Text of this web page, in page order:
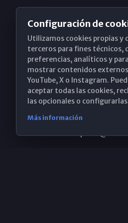
Obispado de
Santa María, 18-
(+34) 952 224
Configuración de
Utilizamos cookies propias y
terceros para fines técnicos,
preferencias, analíticos y para
mostrar contenidos
YouTube, X o Instagram.
aceptar todas las cookies,
las opcionales o
Más información